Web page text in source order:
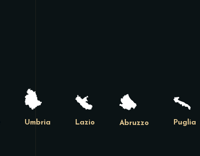
Umbria Lazio Abruzzo Puglia